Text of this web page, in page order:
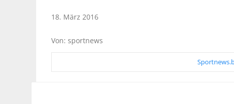
18. März 2016
Von: sportnews